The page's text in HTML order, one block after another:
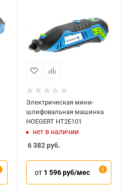
Электрическая мини-
шлифовальная машинка
HOEGERT HT2E101
нет в наличии
6 382руб.
от 1 596 руб/мес